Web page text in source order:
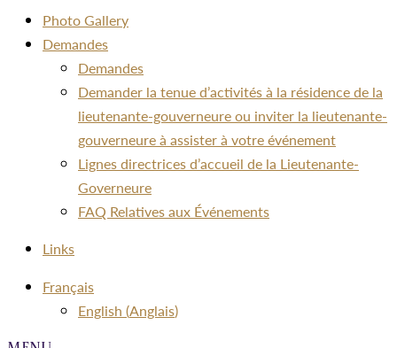
Photo Gallery
Demandes
Demandes
Demander la tenue d’activités à la résidence de la
lieutenante-gouverneure ou inviter la lieutenante-
gouverneure à assister à votre événement
Lignes directrices d’accueil de la Lieutenante-
Governeure
FAQ Relatives aux Événements
Links
Menu
Français
English (Anglais)